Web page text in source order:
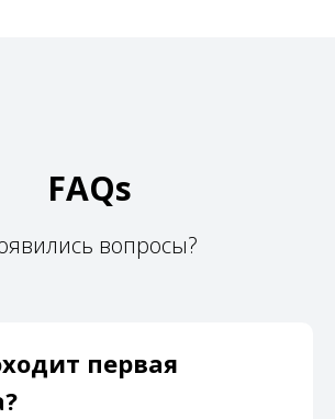
FAQs
вопросы?
первая